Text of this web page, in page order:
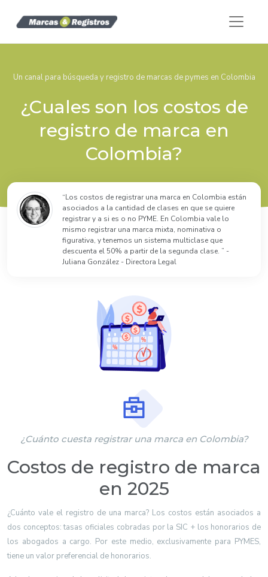
Un canal para búsqueda y registro de marcas de pymes en Colombia
¿Cuales son los costos de
registro de marca en
Colombia?
“Los costos de registrar una marca en Colombia están
asociados a la cantidad de clases en que se quiere
registrar y a si es o no PYME. En Colombia vale lo
mismo registrar una marca mixta, nominativa o
figurativa, y tenemos un sistema multiclase que
descuenta el 50% a partir de la segunda clase. ” -
Juliana González - Directora Legal
¿Cuánto cuesta registrar una marca en Colombia?
Costos de registro de marca
en 2025
¿Cuánto vale el registro de una marca? Los costos están asociados a
dos conceptos: tasas oficiales cobradas por la SIC + los honorarios de
los abogados a cargo. Por este medio, exclusivamente para PYMES,
tiene un valor preferencial de honorarios.